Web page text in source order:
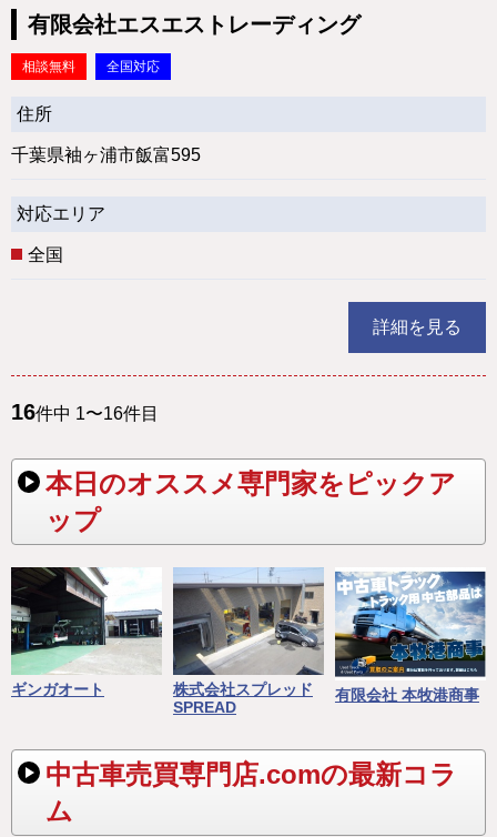
有限会社エスエストレーディング
相談無料 全国対応
住所
千葉県袖ヶ浦市飯富595
対応エリア
全国
詳細を見る
16件中 1〜16件目
本日のオススメ専門家をピックア
ップ
ギンガオート
株式会社スプレッド
SPREAD
有限会社 本牧港商事
中古車売買専門店.comの最新コラ
ム